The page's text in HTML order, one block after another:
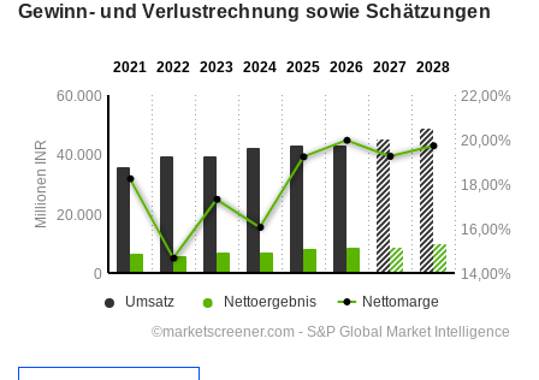
Gewinn- und Verlustrechnung sowie Schätzungen